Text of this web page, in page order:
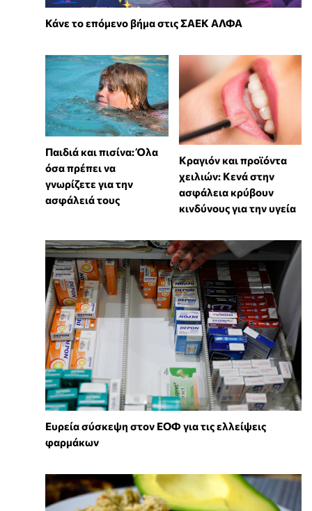
Κάνε το επόμενο βήμα στις ΣΑΕΚ ΑΛΦΑ
Παιδιά και πισίνα: Όλα
όσα πρέπει να
γνωρίζετε για την
ασφάλειά τους
Κραγιόν και προϊόντα
χειλιών: Κενά στην
ασφάλεια κρύβουν
κινδύνους για την υγεία
Ευρεία σύσκεψη στον ΕΟΦ για τις ελλείψεις
φαρμάκων